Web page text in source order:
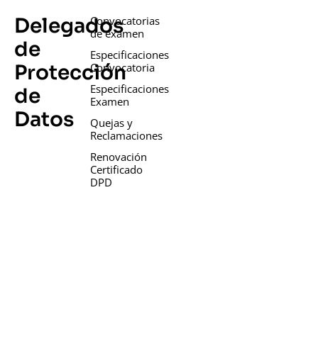
Delegados
de
Protección
de
Datos
Convocatorias
de examen
Especificaciones
Convocatoria
Especificaciones
Examen
Quejas y
Reclamaciones
Renovación
Certificado
DPD